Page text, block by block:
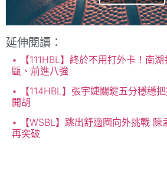
延伸閱讀：
【111HBL】終於不用打外卡！南
甌、前進八強
【114HBL】張宇婕關鍵五分穩穩
開胡
【WSBL】跳出舒適圈向外挑戰
再突破